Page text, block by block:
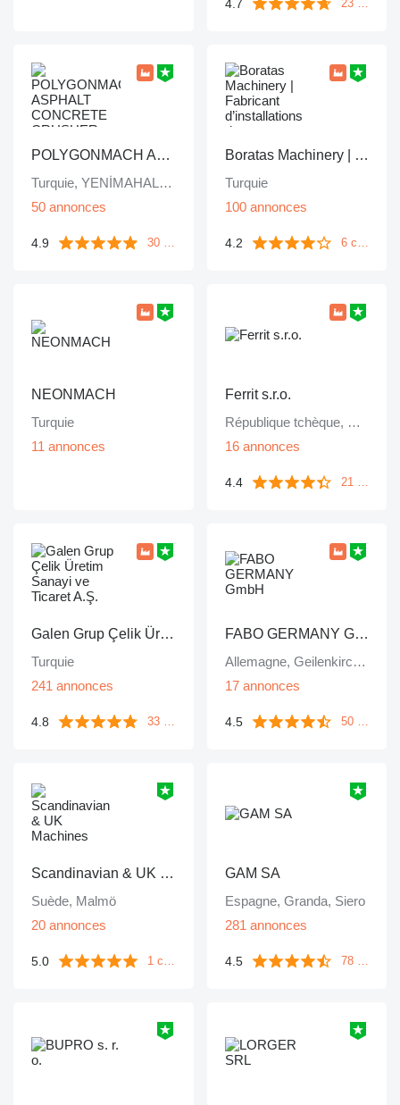
4.7 23 commentaires
POLYGONMACH ASPHALT CONCRETE CRUSHER SYSTEMS
Turquie, YENİMAHALLE/ ANKARA /
50 annonces
4.9 30 commentaires
Boratas Machinery | Fabricant d’installations de concassage et de criblage mobiles et stationnaires
Turquie
100 annonces
4.2 6 commentaires
NEONMACH
Turquie
11 annonces
Ferrit s.r.o.
République tchèque, Staré Město
16 annonces
4.4 21 commentaires
Galen Grup Çelik Üretim Sanayi ve Ticaret A.Ş.
Turquie
241 annonces
4.8 33 commentaires
FABO GERMANY GmbH
Allemagne, Geilenkirchen
17 annonces
4.5 50 commentaires
Scandinavian & UK Machines
Suède, Malmö
20 annonces
5.0 1 commentaire
GAM SA
Espagne, Granda, Siero
281 annonces
4.5 78 commentaires